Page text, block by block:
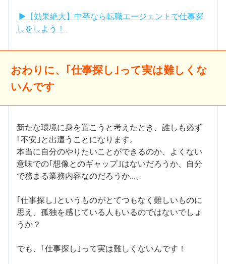
▶【効果絶大】中卒なら転職エージェントで仕事探
しをしよう！
おわりに、｢仕事探し｣って実は難しくな
いんです
新たな環境に身を置こうと考えたとき、誰しも必ず
｢不安｣と出遭うことになります。
本当に自分のやりたいことができるのか、よくない
意味での｢想像とのギャップ｣はないだろうか、自分
で務まる業務内容なのだろうか...。
｢仕事探し｣というものがとてつもなく難しいものに
思え、孤独を感じている人もいるのではないでしょ
うか？
でも、｢仕事探し｣って実は難しくないんです！